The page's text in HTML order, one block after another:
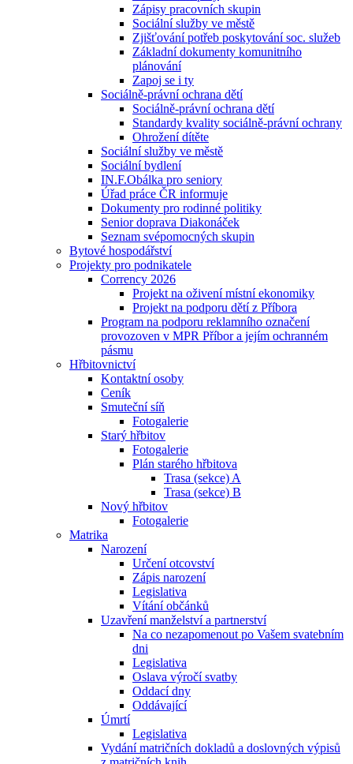
Zápisy pracovních skupin
Sociální služby ve městě
Zjišťování potřeb poskytování soc. služeb
Základní dokumenty komunitního
plánování
Zapoj se i ty
Sociálně-právní ochrana dětí
Sociálně-právní ochrana dětí
Standardy kvality sociálně-právní ochrany
Ohrožení dítěte
Sociální služby ve městě
Sociální bydlení
IN.F.Obálka pro seniory
Úřad práce ČR informuje
Dokumenty pro rodinné politiky
Senior doprava Diakonáček
Seznam svépomocných skupin
Bytové hospodářství
Projekty pro podnikatele
Corrency 2026
Projekt na oživení místní ekonomiky
Projekt na podporu dětí z Příbora
Program na podporu reklamního označení
provozoven v MPR Příbor a jejím ochranném
pásmu
Hřbitovnictví
Kontaktní osoby
Ceník
Smuteční síň
Fotogalerie
Starý hřbitov
Fotogalerie
Plán starého hřbitova
Trasa (sekce) A
Trasa (sekce) B
Nový hřbitov
Fotogalerie
Matrika
Narození
Určení otcovství
Zápis narození
Legislativa
Vítání občánků
Uzavření manželství a partnerství
Na co nezapomenout po Vašem svatebním
dni
Legislativa
Oslava výročí svatby
Oddací dny
Oddávající
Úmrtí
Legislativa
Vydání matričních dokladů a doslovných výpisů